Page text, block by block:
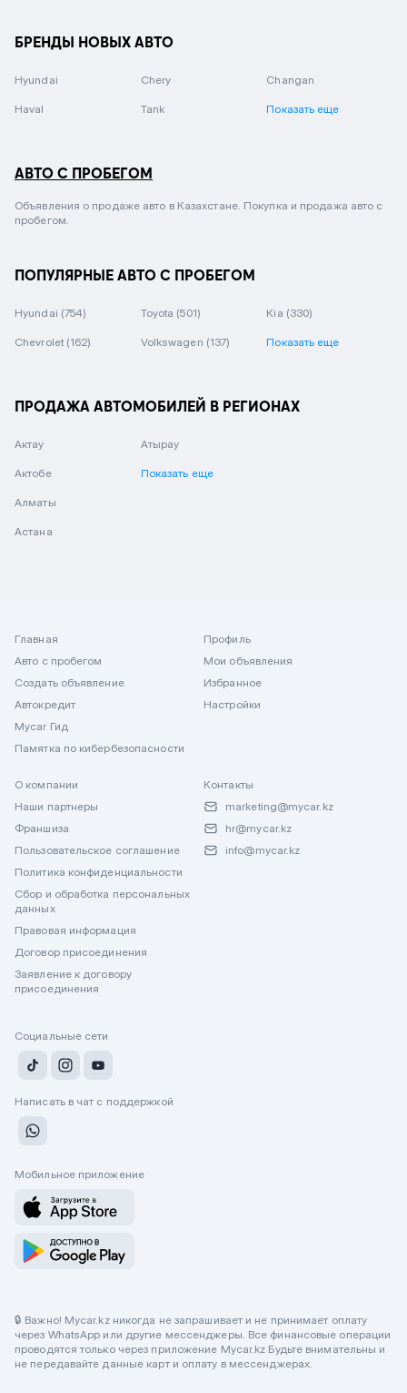
БРЕНДЫ НОВЫХ АВТО
Hyundai Chery Changan
Haval Tank Показать еще
АВТО С ПРОБЕГОМ
Объявления о продаже авто в Казахстане. Покупка и продажа авто с
пробегом.
ПОПУЛЯРНЫЕ АВТО С ПРОБЕГОМ
Hyundai (754) Toyota (501) Kia (330)
Chevrolet (162) Volkswagen (137) Показать еще
ПРОДАЖА АВТОМОБИЛЕЙ В РЕГИОНАХ
Актау
Актобе
Алматы
Астана
Атырау
Показать еще
Главная
Авто с пробегом
Создать объявление
Автокредит
Mycar Гид
Памятка по кибербезопасности
Профиль
Мои объявления
Избранное
Настройки
О компании
Наши партнеры
Франшиза
Пользовательское соглашение
Политика конфиденциальности
Сбор и обработка персональных
данных
Правовая информация
Договор присоединения
Заявление к договору
присоединения
Контакты
marketing@mycar.kz
hr@mycar.kz
info@mycar.kz
Социальные сети
Написать в чат с поддержкой
Мобильное приложение
🔒 Важно! Mycar.kz никогда не запрашивает и не принимает оплату
через WhatsApp или другие мессенджеры. Все финансовые операции
проводятся только через приложение Mycar.kz Будьте внимательны и
не передавайте данные карт и оплату в мессенджерах.